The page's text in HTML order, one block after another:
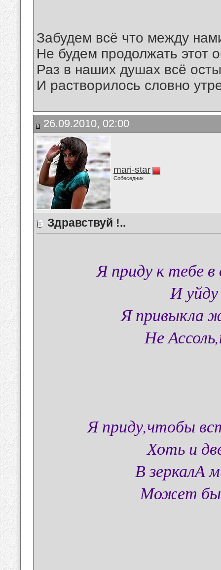
Забудем всё что между
Не будем продолжать этот
Раз в наших душах всё
И растворилось словно
26.09.2010, 02:00
mari-star
Собеседник
Здравствуй !..
Я приду к тебе
И
Я привыкла
Не
Я приду,чтобы
Хоть и
В зеркалА
Может